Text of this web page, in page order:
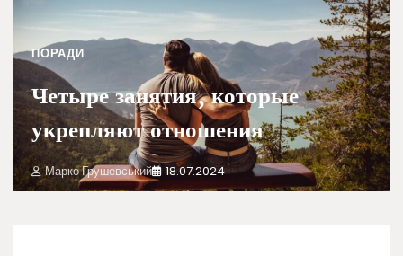
ПОРАДИ
Четыре занятия, которые
укрепляют отношения
Марко Грушевський 18.07.2024